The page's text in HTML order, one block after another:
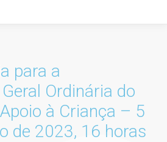
para a
Ordinária do
à Criança – 5
de 2023, 16 horas